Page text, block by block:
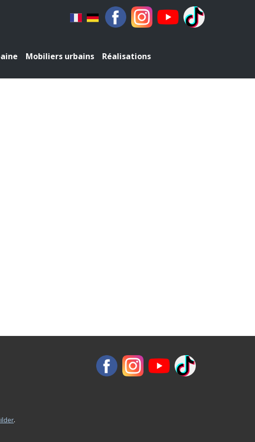
Mobiliers urbains Réalisations
.